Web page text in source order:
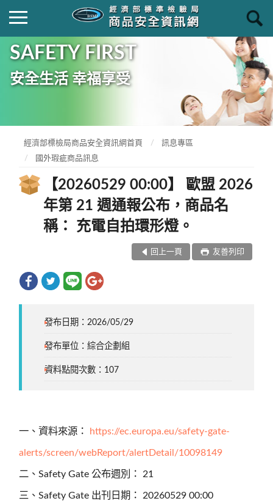
SAFETY FIRST
安全生活 幸福享受
經濟部標檢局商品安全資訊網首頁
訊息專區
國外瑕疵商品訊息
【20260529 00:00】 歐盟 2026
年第 21 週通報公布，商品名
稱： 充電自拍環形燈。
回上一頁 友善列印
發布日期：2026/05/29
發布單位：綜合企劃組
資料點閱次數：107
一、資料來源： https://ec.europa.eu/safety-gate-
alerts/screen/webReport/alertDetail/10098149
二、Safety Gate 公布週別： 21
三、Safety Gate 出刊日期： 20260529 00:00